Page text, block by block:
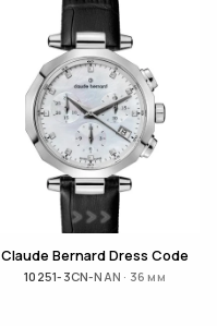
Claude Bernard Dress Code
10251-3CN-NAN · 36 мм